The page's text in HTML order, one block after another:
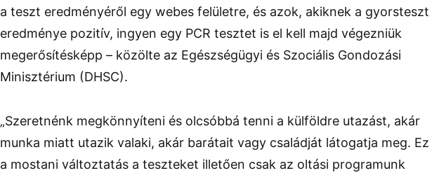
a teszt eredményéről egy webes felületre, és azok, akiknek a gyorsteszt
eredménye pozitív, ingyen egy PCR tesztet is el kell majd végezniük
megerősítésképp – közölte az Egészségügyi és Szociális Gondozási
Minisztérium (DHSC).
„Szeretnénk megkönnyíteni és olcsóbbá tenni a külföldre utazást, akár
munka miatt utazik valaki, akár barátait vagy családját látogatja meg. Ez
a mostani változtatás a teszteket illetően csak az oltási programunk